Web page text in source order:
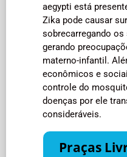
aegypti está
Zika pode causar
sobrecarregando
gerando
materno-infantil.
econômicos e
controle do
doenças por ele
consideráveis.
Praças